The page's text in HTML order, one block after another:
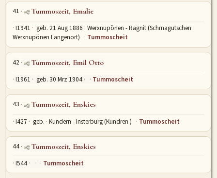
41 Tummoszeit, Emalie
I1941 geb. 21 Aug 1886 Werxnupönen - Ragnit (Schmagutschen
Werxnupönen Langenort)
Tummoscheit
42 Tummoszeit, Emil Otto
I1961 geb. 30 Mrz 1904 Tummoscheit
43 Tummoszeit, Enskies
I427 geb. Kundern - Insterburg (Kundren ) Tummoscheit
44 Tummoszeit, Enskies
I544 Tummoscheit